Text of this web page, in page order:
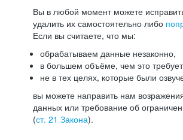
Вы в любой момент можете
удалить их самостоятельно либо
Если вы считаете, что мы:
обрабатываем данные незаконно,
в большем объёме, чем это
не в тех целях, которые были
вы можете направить нам
данных или требование об
(ст. 21 Закона).